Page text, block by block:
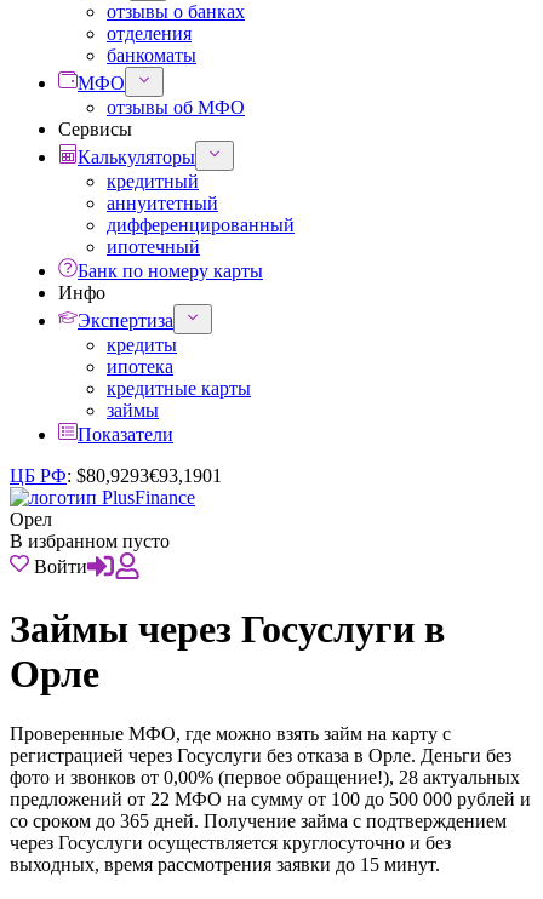
отзывы о банках
отделения
банкоматы
МФО
отзывы об МФО
Сервисы
Калькуляторы
кредитный
аннуитетный
дифференцированный
ипотечный
Банк по номеру карты
Инфо
Экспертиза
кредиты
ипотека
кредитные карты
займы
Показатели
ЦБ РФ: $80,9293€93,1901
Орел
В избранном пусто
Войти
Займы через Госуслуги в
Орле
Проверенные МФО, где можно взять займ на карту с
регистрацией через Госуслуги без отказа в Орле. Деньги без
фото и звонков от 0,00% (первое обращение!), 28 актуальных
предложений от 22 МФО на сумму от 100 до 500 000 рублей и
со сроком до 365 дней. Получение займа с подтверждением
через Госуслуги осуществляется круглосуточно и без
выходных, время рассмотрения заявки до 15 минут.